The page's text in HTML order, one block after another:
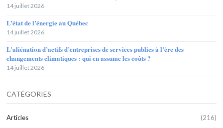
14 juillet 2026
L’état de l’énergie au Québec
14 juillet 2026
L’aliénation d’actifs d’entreprises de services publics à l’ère des
changements climatiques : qui en assume les coûts ?
14 juillet 2026
CATÉGORIES
Articles
(216)